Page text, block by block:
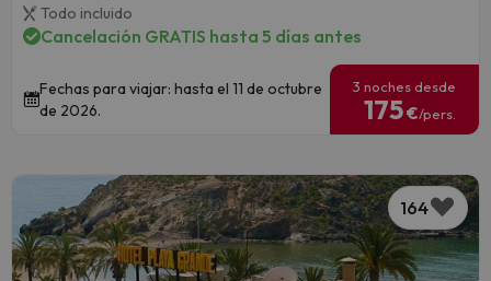
Todo incluido
Cancelación GRATIS hasta 5 días antes
Fechas para viajar: hasta el 11 de octubre
de 2026.
3 noches desde
175€/pers.
164